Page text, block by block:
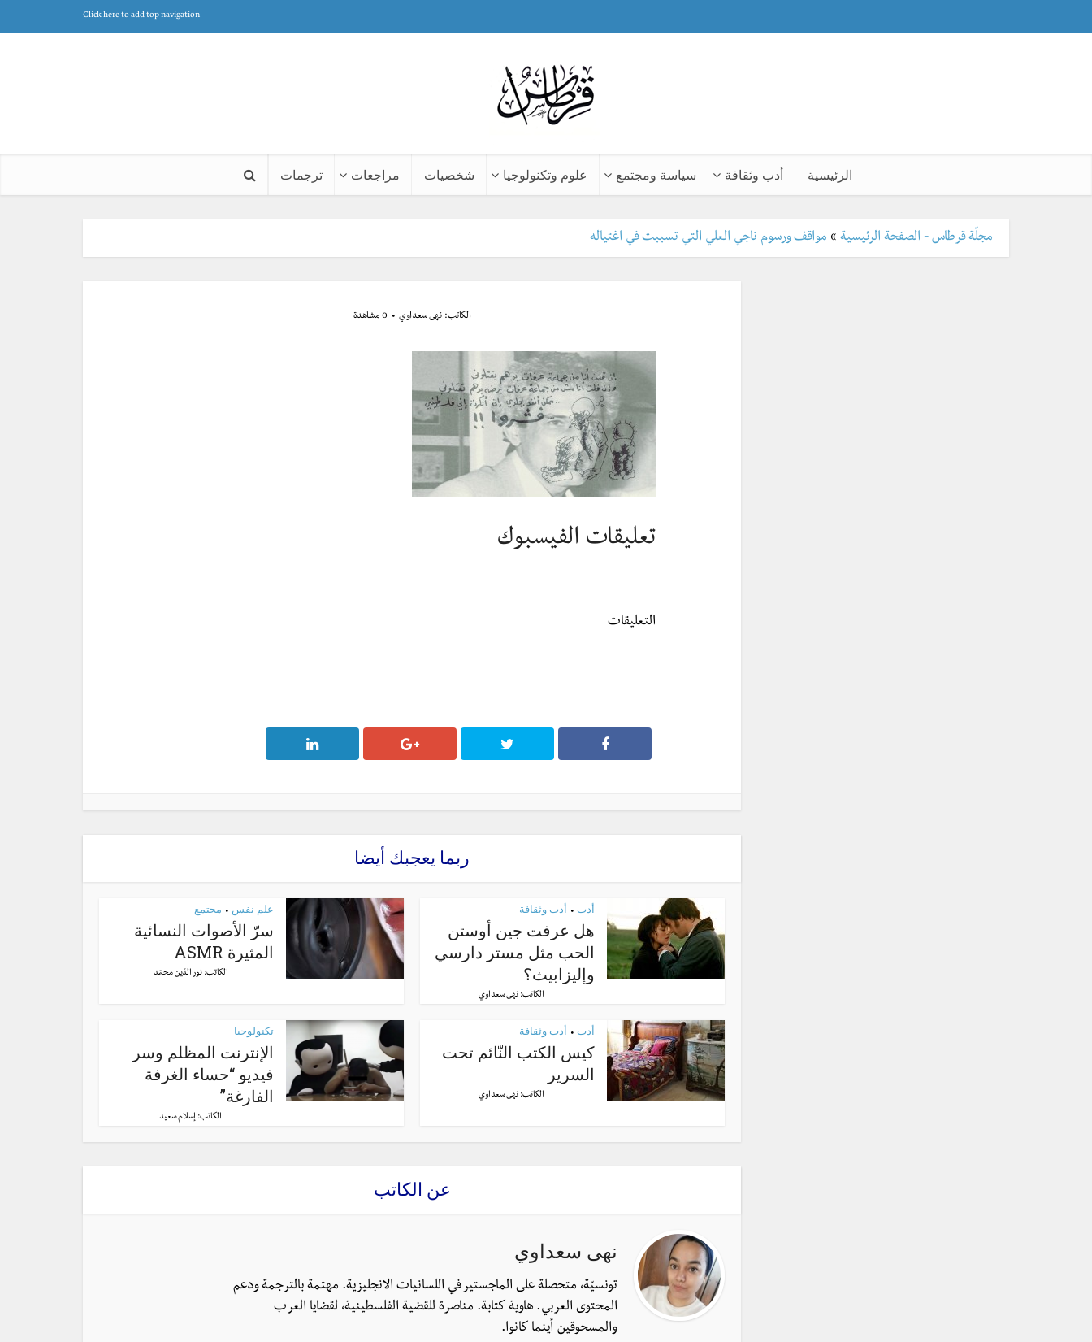
Click here to add top navigation
الرئيسية أدب وثقافة سياسة ومجتمع علوم وتكنولوجيا شخصيات مراجعات ترجمات
مجلّة قرطاس - الصفحة الرئيسية » مواقف ورسوم ناجي العلي التي تسببت في اغتياله
الكاتب:نهى سعداوي 0 مشاهدة
تعليقات الفيسبوك
التعليقات
ربما يعجبك أيضا
أدب • أدب وثقافة
هل عرفت جين أوستن
الحب مثل مستر دارسي
وإليزابيث؟
الكاتب: نهى سعداوي
علم نفس • مجتمع
سرّ الأصوات النسائية
المثيرة ASMR
الكاتب:نور الدّين محمّد
أدب • أدب وثقافة
كيس الكتب النّائم تحت
السرير
الكاتب: نهى سعداوي
تكنولوجيا
الإنترنت المظلم وسر
فيديو “حساء الغرفة
الفارغة”
الكاتب: إسلام سعيد
عن الكاتب
نهى سعداوي
تونسيّة، متحصلة على الماجستير في اللسانيات الانجليزية. مهتمة بالترجمة ودعم
المحتوى العربي. هاوية كتابة. مناصرة للقضية الفلسطينية، لقضايا العرب
والمسحوقين أينما كانوا.